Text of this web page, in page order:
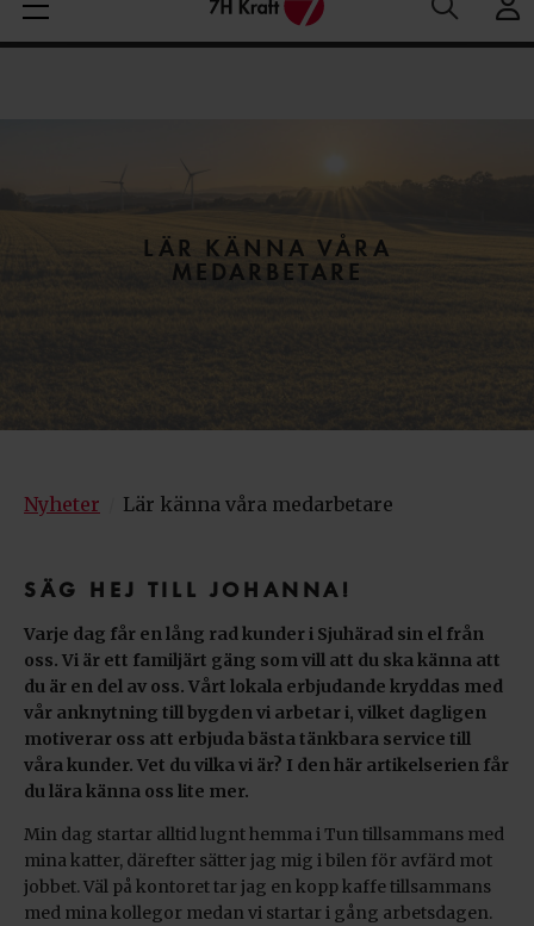
Aktuella elpriser
Medelspotpris (1/08-8/08 (SE3):
Spotpris just nu:1
LÄR KÄNNA VÅRA
MEDARBETARE
Nyheter Lär känna våra medarbetare
SÄG HEJ TILL JOHANNA!
Varje dag får en lång rad kunder i Sjuhärad sin el från
oss. Vi är ett familjärt gäng som vill att du ska känna att
du är en del av oss. Vårt lokala erbjudande kryddas med
vår anknytning till bygden vi arbetar i, vilket dagligen
motiverar oss att erbjuda bästa tänkbara service till
våra kunder. Vet du vilka vi är? I den här artikelserien får
du lära känna oss lite mer.
Min dag startar alltid lugnt hemma i Tun tillsammans med
mina katter, därefter sätter jag mig i bilen för avfärd mot
jobbet. Väl på kontoret tar jag en kopp kaffe tillsammans
med mina kollegor medan vi startar i gång arbetsdagen.